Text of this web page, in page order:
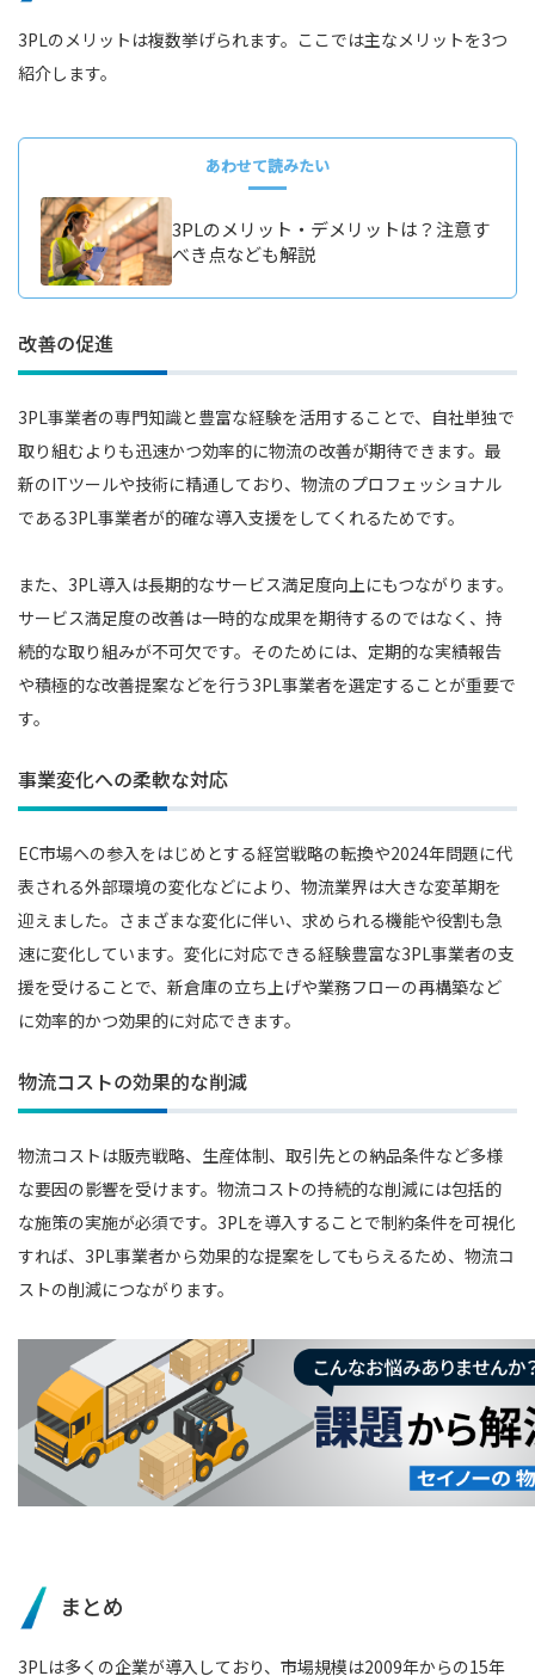
3PLのメリットは複数挙げられます。ここでは主なメリットを3つ
紹介します。
あわせて読みたい
3PLのメリット・デメリットは？注意す
べき点なども解説
改善の促進
3PL事業者の専門知識と豊富な経験を活用することで、自社単独で
取り組むよりも迅速かつ効率的に物流の改善が期待できます。最
新のITツールや技術に精通しており、物流のプロフェッショナル
である3PL事業者が的確な導入支援をしてくれるためです。
また、3PL導入は長期的なサービス満足度向上にもつながります。
サービス満足度の改善は一時的な成果を期待するのではなく、持
続的な取り組みが不可欠です。そのためには、定期的な実績報告
や積極的な改善提案などを行う3PL事業者を選定することが重要で
す。
事業変化への柔軟な対応
EC市場への参入をはじめとする経営戦略の転換や2024年問題に代
表される外部環境の変化などにより、物流業界は大きな変革期を
迎えました。さまざまな変化に伴い、求められる機能や役割も急
速に変化しています。変化に対応できる経験豊富な3PL事業者の支
援を受けることで、新倉庫の立ち上げや業務フローの再構築など
に効率的かつ効果的に対応できます。
物流コストの効果的な削減
物流コストは販売戦略、生産体制、取引先との納品条件など多様
な要因の影響を受けます。物流コストの持続的な削減には包括的
な施策の実施が必須です。3PLを導入することで制約条件を可視化
すれば、3PL事業者から効果的な提案をしてもらえるため、物流コ
ストの削減につながります。
まとめ
3PLは多くの企業が導入しており、市場規模は2009年からの15年